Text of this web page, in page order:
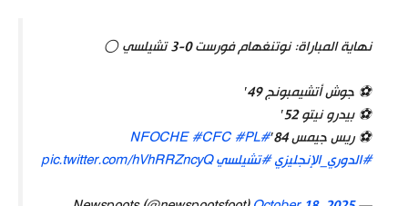
نهاية المباراة: نوتنغهام فورست 0-3 تشيلسي ⚪️
⚽️ جوش أتشيمبونج 49′
⚽️ بيدرو نيتو 52′
⚽️ ريس جيمس 84′
#NFOCHE
#CFC #PL
#الدوري_الإنجليزي#تشيلسيpic.twitter.com/hVhRRZncyQ